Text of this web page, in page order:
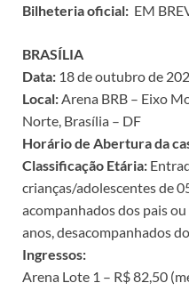
Bilheteria oficial: EM
BRASÍLIA
Data: 18 de outubro de
Local: Arena BRB – Eixo
Norte, Brasília – DF
Horário de Abertura da
Classificação Etária:
crianças/adolescentes de
acompanhados dos pais
anos, desacompanhados
Ingressos:
Arena Lote 1 – R$ 82,50